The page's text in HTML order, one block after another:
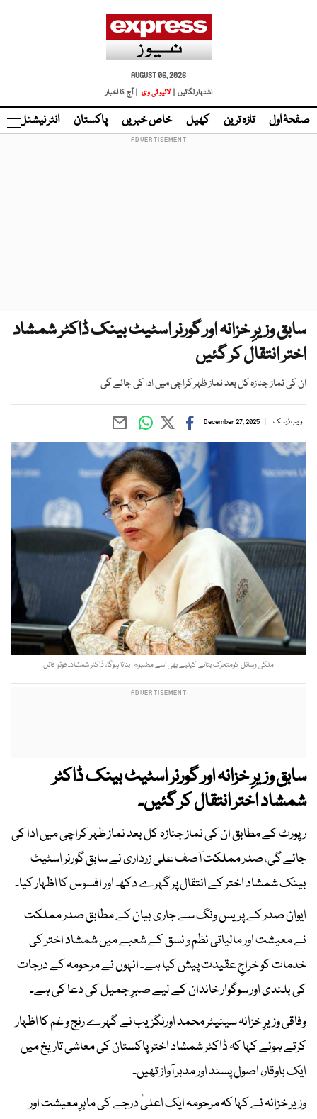
AUGUST 06, 2026
اشتہار لگائیں |
لائیو ٹی وی | آج کا اخبار
صفحۂ اول تازہ ترین کھیل خاص خبریں پاکستان انٹر نیشنل
سابق وزیرِ خزانہ اور گورنر اسٹیٹ بینک ڈاکٹر شمشاد
اختر انتقال کر گئیں
ان کی نماز جنازہ کل بعد نماز ظہر کراچی میں ادا کی جائے گی
ویب ڈیسک December 27, 2025
ملکی وسائل کومتحرک بنانے کیلیے بھی اسے مضبوط بنانا ہوگا، ڈاکٹر شمشاد۔ فوٹو: فائل
سابق وزیرِ خزانہ اور گورنر اسٹیٹ بینک ڈاکٹر
شمشاد اختر انتقال کر گئیں۔
رپورٹ کے مطابق ان کی نماز جنازہ کل بعد نماز ظہر کراچی میں ادا کی
جائے گی، صدر مملکت آصف علی زرداری نے سابق گورنر اسٹیٹ
بینک شمشاد اختر کے انتقال پر گہرے دکھ اور افسوس کا اظہار کیا۔
ایوان صدر کے پریس ونگ سے جاری بیان کے مطابق صدر مملکت
نے معیشت اور مالیاتی نظم و نسق کے شعبے میں شمشاد اختر کی
خدمات کو خراجِ عقیدت پیش کیا ہے۔ انہوں نے مرحومہ کے درجات
کی بلندی اور سوگوار خاندان کے لیے صبرِ جمیل کی دعا کی ہے۔
وفاقی وزیرِ خزانہ سینیٹر محمد اورنگزیب نے گہرے رنج و غم کا اظہار
کرتے ہوئے کہا کہ ڈاکٹر شمشاد اختر پاکستان کی معاشی تاریخ میں
ایک باوقار، اصول پسند اور مدبر آواز تھیں۔
وزیر خزانہ نے کہا کہ مرحومہ ایک اعلیٰ درجے کی ماہرِ معیشت اور